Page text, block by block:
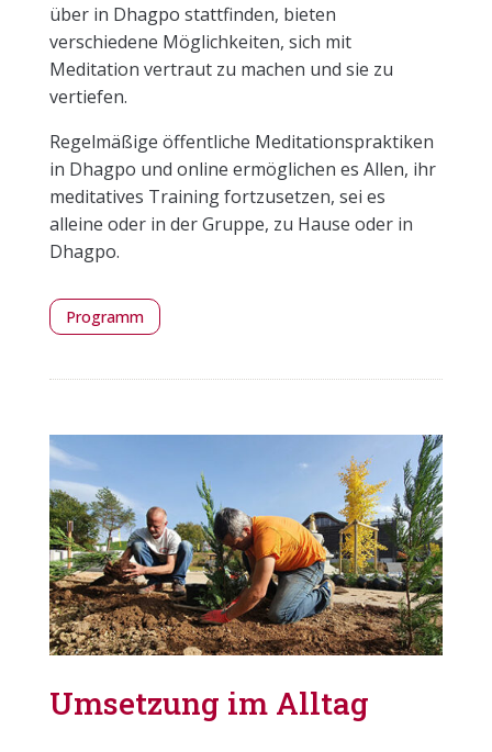
über in Dhagpo stattfinden, bieten
verschiedene Möglichkeiten, sich mit
Meditation vertraut zu machen und sie zu
vertiefen.
Regelmäßige öffentliche Meditationspraktiken
in Dhagpo und online ermöglichen es Allen, ihr
meditatives Training fortzusetzen, sei es
alleine oder in der Gruppe, zu Hause oder in
Dhagpo.
Programm
Umsetzung im Alltag